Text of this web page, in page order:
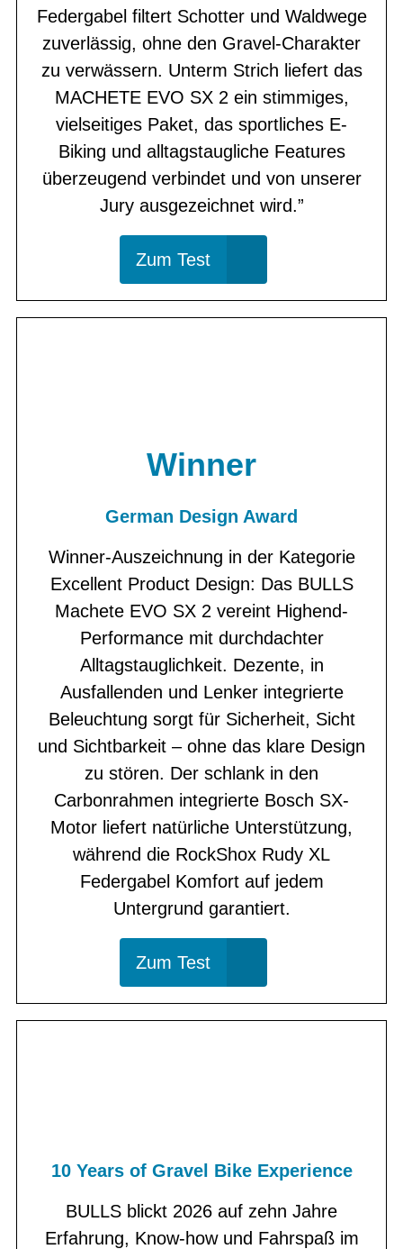
Federgabel filtert Schotter und Waldwege
zuverlässig, ohne den Gravel-Charakter
zu verwässern. Unterm Strich liefert das
MACHETE EVO SX 2 ein stimmiges,
vielseitiges Paket, das sportliches E-
Biking und alltagstaugliche Features
überzeugend verbindet und von unserer
Jury ausgezeichnet wird.”
Zum Test
Winner
German Design Award
Winner-Auszeichnung in der Kategorie
Excellent Product Design: Das BULLS
Machete EVO SX 2 vereint Highend-
Performance mit durchdachter
Alltagstauglichkeit. Dezente, in
Ausfallenden und Lenker integrierte
Beleuchtung sorgt für Sicherheit, Sicht
und Sichtbarkeit – ohne das klare Design
zu stören. Der schlank in den
Carbonrahmen integrierte Bosch SX-
Motor liefert natürliche Unterstützung,
während die RockShox Rudy XL
Federgabel Komfort auf jedem
Untergrund garantiert.
Zum Test
10 Years of Gravel Bike Experience
BULLS blickt 2026 auf zehn Jahre
Erfahrung, Know-how und Fahrspaß im